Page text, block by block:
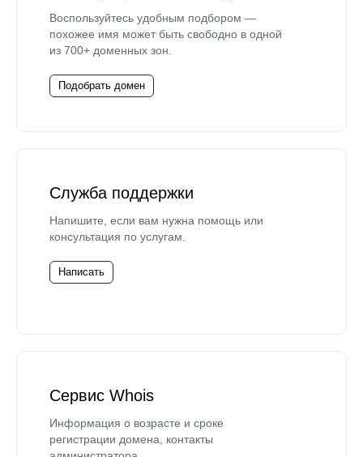
Воспользуйтесь удобным подбором —
похожее имя может быть свободно в одной
из 700+ доменных зон.
Подобрать домен
Служба поддержки
Напишите, если вам нужна помощь или
консультация по услугам.
Написать
Сервис Whois
Информация о возрасте и сроке
регистрации домена, контакты